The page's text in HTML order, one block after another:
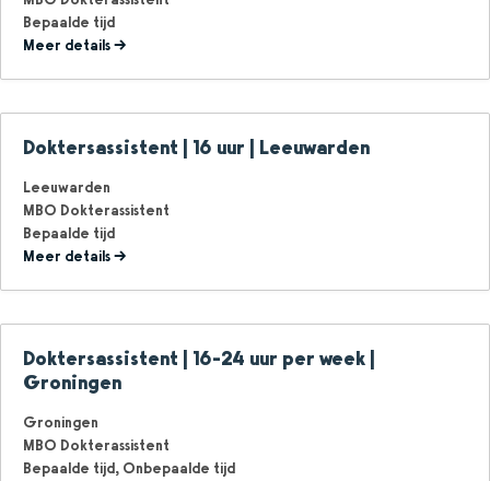
Bepaalde tijd
Meer details
Doktersassistent | 16 uur | Leeuwarden
Leeuwarden
MBO Dokterassistent
Bepaalde tijd
Meer details
Doktersassistent | 16-24 uur per week |
Groningen
Groningen
MBO Dokterassistent
Bepaalde tijd Onbepaalde tijd